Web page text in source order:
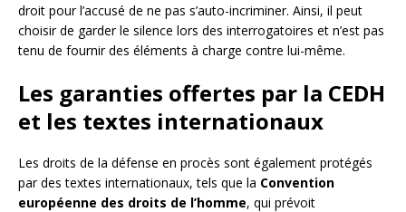
droit pour l’accusé de ne pas s’auto-incriminer. Ainsi, il peut
choisir de garder le silence lors des interrogatoires et n’est pas
tenu de fournir des éléments à charge contre lui-même.
Les garanties offertes par la CEDH
et les textes internationaux
Les droits de la défense en procès sont également protégés
par des textes internationaux, tels que la Convention
européenne des droits de l’homme, qui prévoit